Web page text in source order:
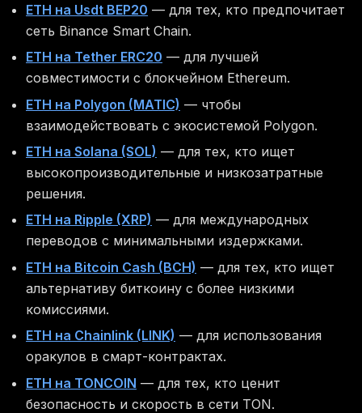
ETH на Usdt BEP20 — для тех, кто предпочитает
сеть Binance Smart Chain.
ETH на Tether ERC20 — для лучшей
совместимости с блокчейном Ethereum.
ETH на Polygon (MATIC) — чтобы
взаимодействовать с экосистемой Polygon.
ETH на Solana (SOL) — для тех, кто ищет
высокопроизводительные и низкозатратные
решения.
ETH на Ripple (XRP) — для международных
переводов с минимальными издержками.
ETH на Bitcoin Cash (BCH) — для тех, кто ищет
альтернативу биткоину с более низкими
комиссиями.
ETH на Chainlink (LINK) — для использования
оракулов в смарт-контрактах.
ETH на TONCOIN — для тех, кто ценит
безопасность и скорость в сети TON.